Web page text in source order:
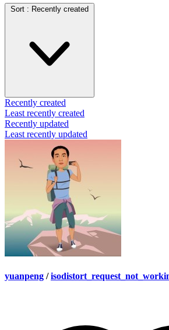
Sort : Recently created
Recently created
Least recently created
Recently updated
Least recently updated
yuanpeng /